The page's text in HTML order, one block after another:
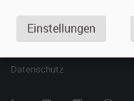
Datenschutz
Einstellungen